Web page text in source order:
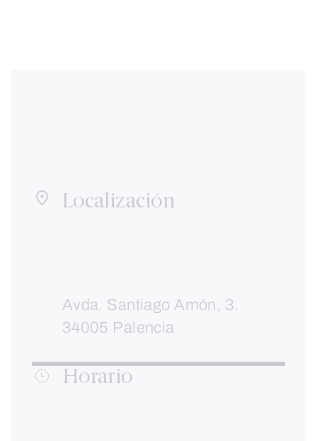
Localización
Avda. Santiago Amón, 3.
34005 Palencia
Horario